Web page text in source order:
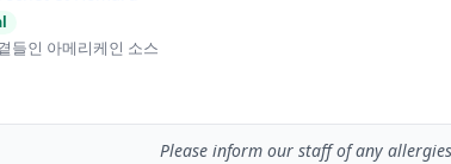
들인 아메리케인 소스
Please inform our staff of any allergies